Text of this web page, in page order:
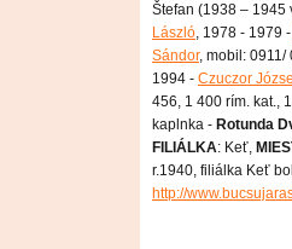
Štefan (1938 – 1945
László, 1978 - 1979 -
Sándor, mobil: 0911/
1994 - Czuczor
456, 1 400 rím. kat.,
kaplnka - Rotunda
FILIÁLKA: Keť,
r.1940, filiálka Keť
http://